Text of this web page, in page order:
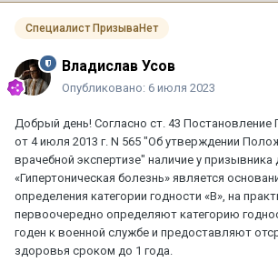
Специалист ПризываНет
Владислав Усов
Опубликовано: 6 июля 2023
Добрый день! Согласно ст. 43 Постановление
от 4 июля 2013 г. N 565 "Об утверждении
врачебной экспертизе" наличие у призывника
«Гипертоническая болезнь» является
определения категории годности «В», на
первоочередно определяют категорию
годен к военной службе и предоставляют
здоровья сроком до 1 года.